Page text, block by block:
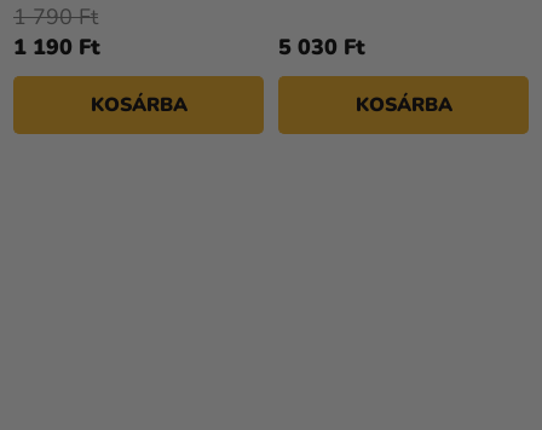
1 190 Ft
1 790 Ft
KOSÁRBA
5 030 Ft
KOSÁRBA